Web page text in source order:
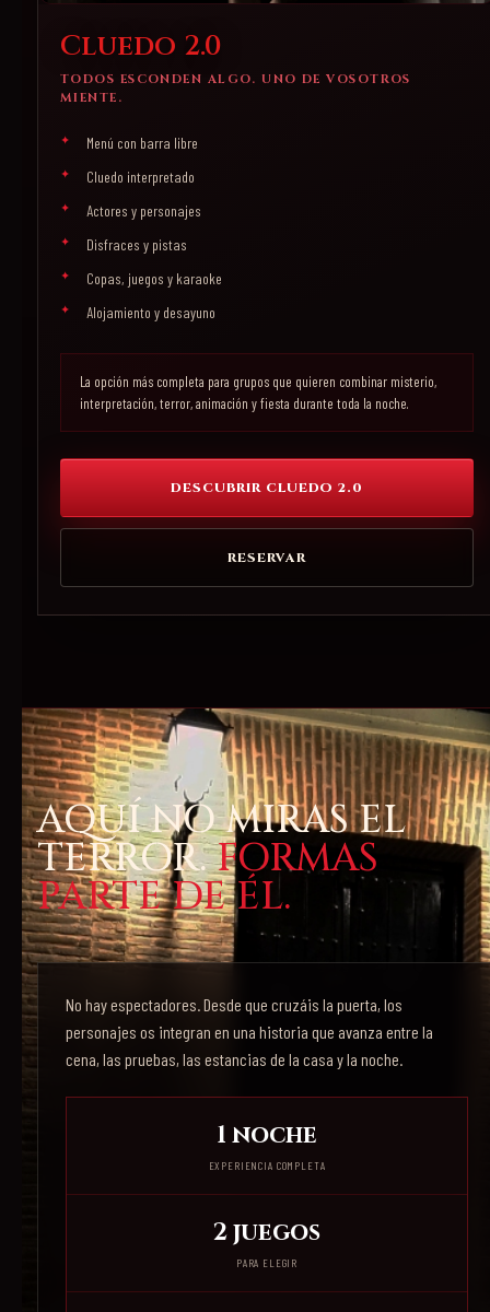
Cluedo 2.0
TODOS ESCONDEN ALGO. UNO DE VOSOTROS
MIENTE.
Menú con barra libre
Cluedo interpretado
Actores y personajes
Disfraces y pistas
Copas, juegos y karaoke
Alojamiento y desayuno
La opción más completa para grupos que quieren combinar misterio,
interpretación, terror, animación y fiesta durante toda la noche.
DESCUBRIR CLUEDO 2.0
RESERVAR
AQUÍ NO MIRAS EL
TERROR.FORMAS
PARTE DE ÉL.
No hay espectadores. Desde que cruzáis la puerta, los
personajes os integran en una historia que avanza entre la
cena, las pruebas, las estancias de la casa y la noche.
1 noche
EXPERIENCIA COMPLETA
2 juegos
PARA ELEGIR